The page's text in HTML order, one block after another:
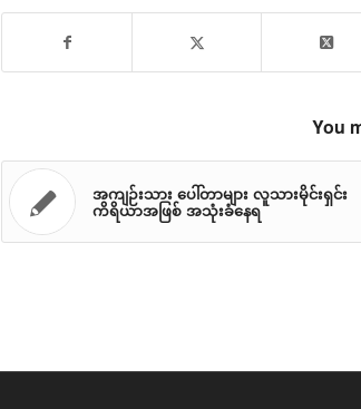
You
အကျဉ်းသား ပေါ်တာများ လူသားမိုင်းရှင်း
ကိရိယာအဖြစ် အသုံးခံနေရ